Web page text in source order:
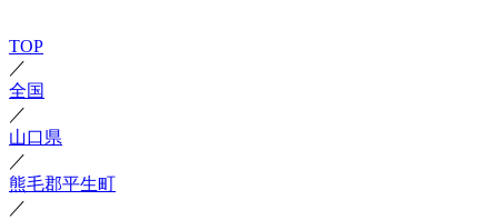
TOP
／
全国
／
山口県
／
熊毛郡平生町
／